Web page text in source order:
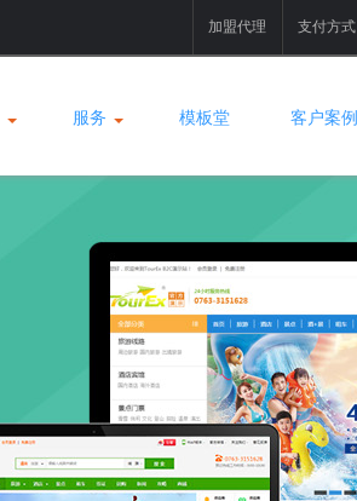
加盟代理 支付方式
服务 模板堂 客户案例